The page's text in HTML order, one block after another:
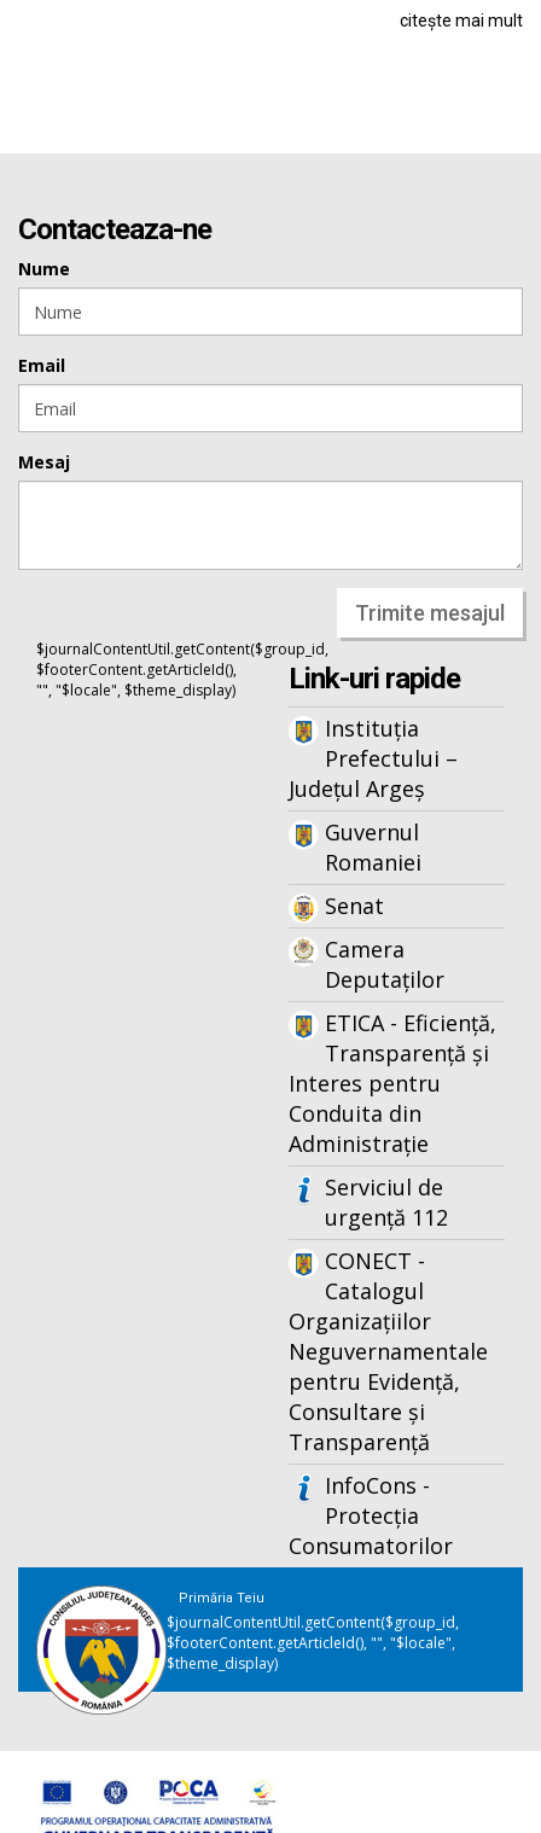
citește mai mult
Contacteaza-ne
Nume
Email
Mesaj
Trimite mesajul
$journalContentUtil.getContent($group_id,
$footerContent.getArticleId(),
"", "$locale", $theme_display)
Link-uri rapide
Instituția
Prefectului –
Județul Argeș
Guvernul
Romaniei
Senat
Camera
Deputaților
ETICA - Eficiență,
Transparență și
Interes pentru
Conduita din
Administrație
Serviciul de
urgență 112
CONECT -
Catalogul
Organizațiilor
Neguvernamentale
pentru Evidență,
Consultare și
Transparență
InfoCons -
Protecția
Consumatorilor
Primăria Teiu
$journalContentUtil.getContent($group_id,
$footerContent.getArticleId(), "", "$locale",
$theme_display)